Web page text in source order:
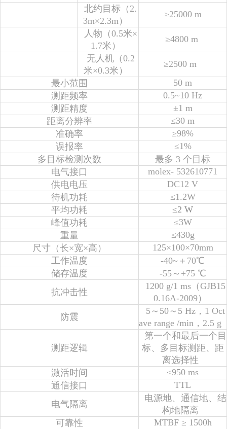
北约目标（2.
3m×2.3m）
≥25000 m
人物（0.5米×
1.7米）
≥4800 m
无人机（0.2
米×0.3米）
≥2500 m
最小范围
50 m
测距频率
0.5~10 Hz
测距精度
±1 m
距离分辨率
≤30 m
准确率
≥98%
误报率
≤1%
多目标检测次数
最多 3 个目标
电气接口
molex- 532610771
供电电压
DC12 V
待机功耗
≤1.2W
平均功耗
≤2 W
峰值功耗
≤3W
重量
≤430g
尺寸（长×宽×高）
125×100×70mm
工作温度
-40~＋70℃
储存温度
-55～+75 ℃
抗冲击性
1200 g/1 ms（GJB15
0.16A-2009）
防震
5～50～5 Hz，1 Oct
ave range /min，2.5 g
测距逻辑
第一个和最后一个目
标、多目标测距、距
离选择性
激活时间
≤950 ms
通信接口
TTL
电气隔离
电源地、通信地、结
构地隔离
可靠性
MTBF ≥ 1500h